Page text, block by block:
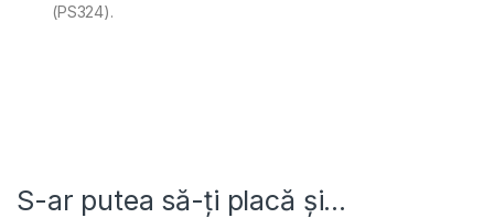
(PS324).
S-ar putea să-ți placă și…